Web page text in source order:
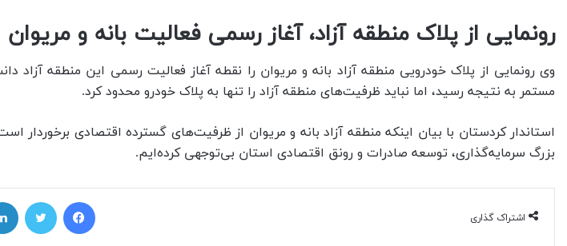
رونمایی از پلاک منطقه آزاد، آغاز رسمی فعالیت بانه و مریوان
وی رونمایی از پلاک خودرویی منطقه آزاد بانه و مریوان را نقطه آغاز فعالیت رسمی این منطقه
مستمر به نتیجه رسید، اما نباید ظرفیت‌های منطقه آزاد را تنها به پلاک خودرو محدود کرد.
استاندار کردستان با بیان اینکه منطقه آزاد بانه و مریوان از ظرفیت‌های گسترده اقتصادی
بزرگ سرمایه‌گذاری، توسعه صادرات و رونق اقتصادی استان بی‌توجهی کرده‌ایم.
اشتراک گذاری